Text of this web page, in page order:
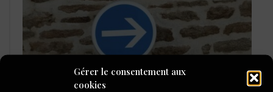
Gérer le consentement aux
cookies